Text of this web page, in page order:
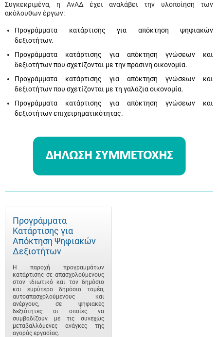
Συγκεκριμένα, η ΑνΑΔ έχει αναλάβει την υλοποίηση των
ακόλουθων έργων:
Προγράμματα κατάρτισης για απόκτηση ψηφιακών
δεξιοτήτων.
Προγράμματα κατάρτισης για απόκτηση γνώσεων και
δεξιοτήτων που σχετίζονται με την πράσινη οικονομία.
Προγράμματα κατάρτισης για απόκτηση γνώσεων και
δεξιοτήτων που σχετίζονται με τη γαλάζια οικονομία.
Προγράμματα κατάρτισης για απόκτηση γνώσεων και
δεξιοτήτων επιχειρηματικότητας.
Προγράμματα
Κατάρτισης για
Απόκτηση Ψηφιακών
Δεξιοτήτων
Η παροχή προγραμμάτων
κατάρτισης σε απασχολούμενους
στον ιδιωτικό και τον δημόσιο
και ευρύτερο δημόσιο τομέα,
αυτοαπασχολούμενους και
ανέργους, σε ψηφιακές
δεξιότητες οι οποίες να
συμβαδίζουν με τις συνεχώς
μεταβαλλόμενες ανάγκες της
αγοράς εργασίας.